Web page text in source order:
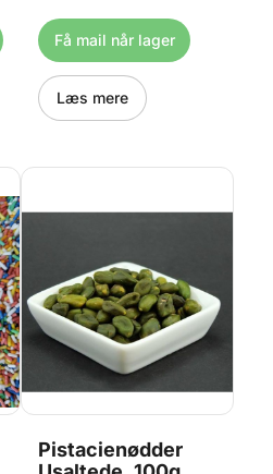
drys på kager, cupcakes,
desserter m.m. Indhold: 50
gram
Få mail når lager
Læs mere
Pistacienødder